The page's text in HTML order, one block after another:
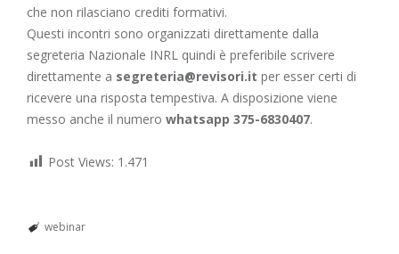
che non rilasciano crediti formativi.
Questi incontri sono organizzati direttamente dalla
segreteria Nazionale INRL quindi è preferibile scrivere
direttamente a segreteria@revisori.it per esser certi di
ricevere una risposta tempestiva. A disposizione viene
messo anche il numero whatsapp 375-6830407.
Post Views: 1.471
webinar